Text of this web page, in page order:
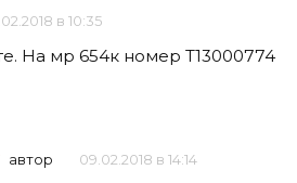
в 10:35
На мр 654к номер Т13000774
автор 09.02.2018 в 14:14